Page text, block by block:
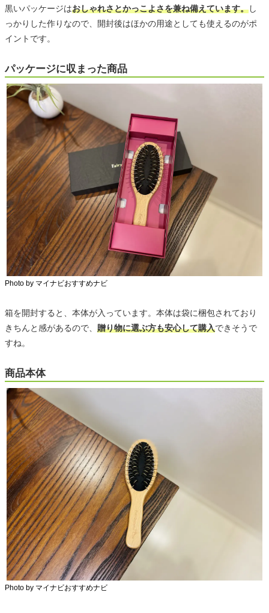
黒いパッケージはおしゃれさとかっこよさを兼ね備えています。し
っかりした作りなので、開封後はほかの用途としても使えるのがポ
イントです。
パッケージに収まった商品
Photo by マイナビおすすめナビ
箱を開封すると、本体が入っています。本体は袋に梱包されており
きちんと感があるので、 贈り物に選ぶ方も安心して購入できそうで
すね。
商品本体
Photo by マイナビおすすめナビ